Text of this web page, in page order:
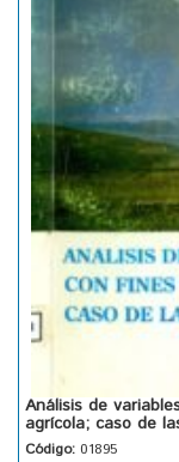
Análisis de
agrícola; caso de
Código: 01895